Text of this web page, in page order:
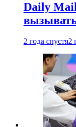
Daily
2 года спустя2